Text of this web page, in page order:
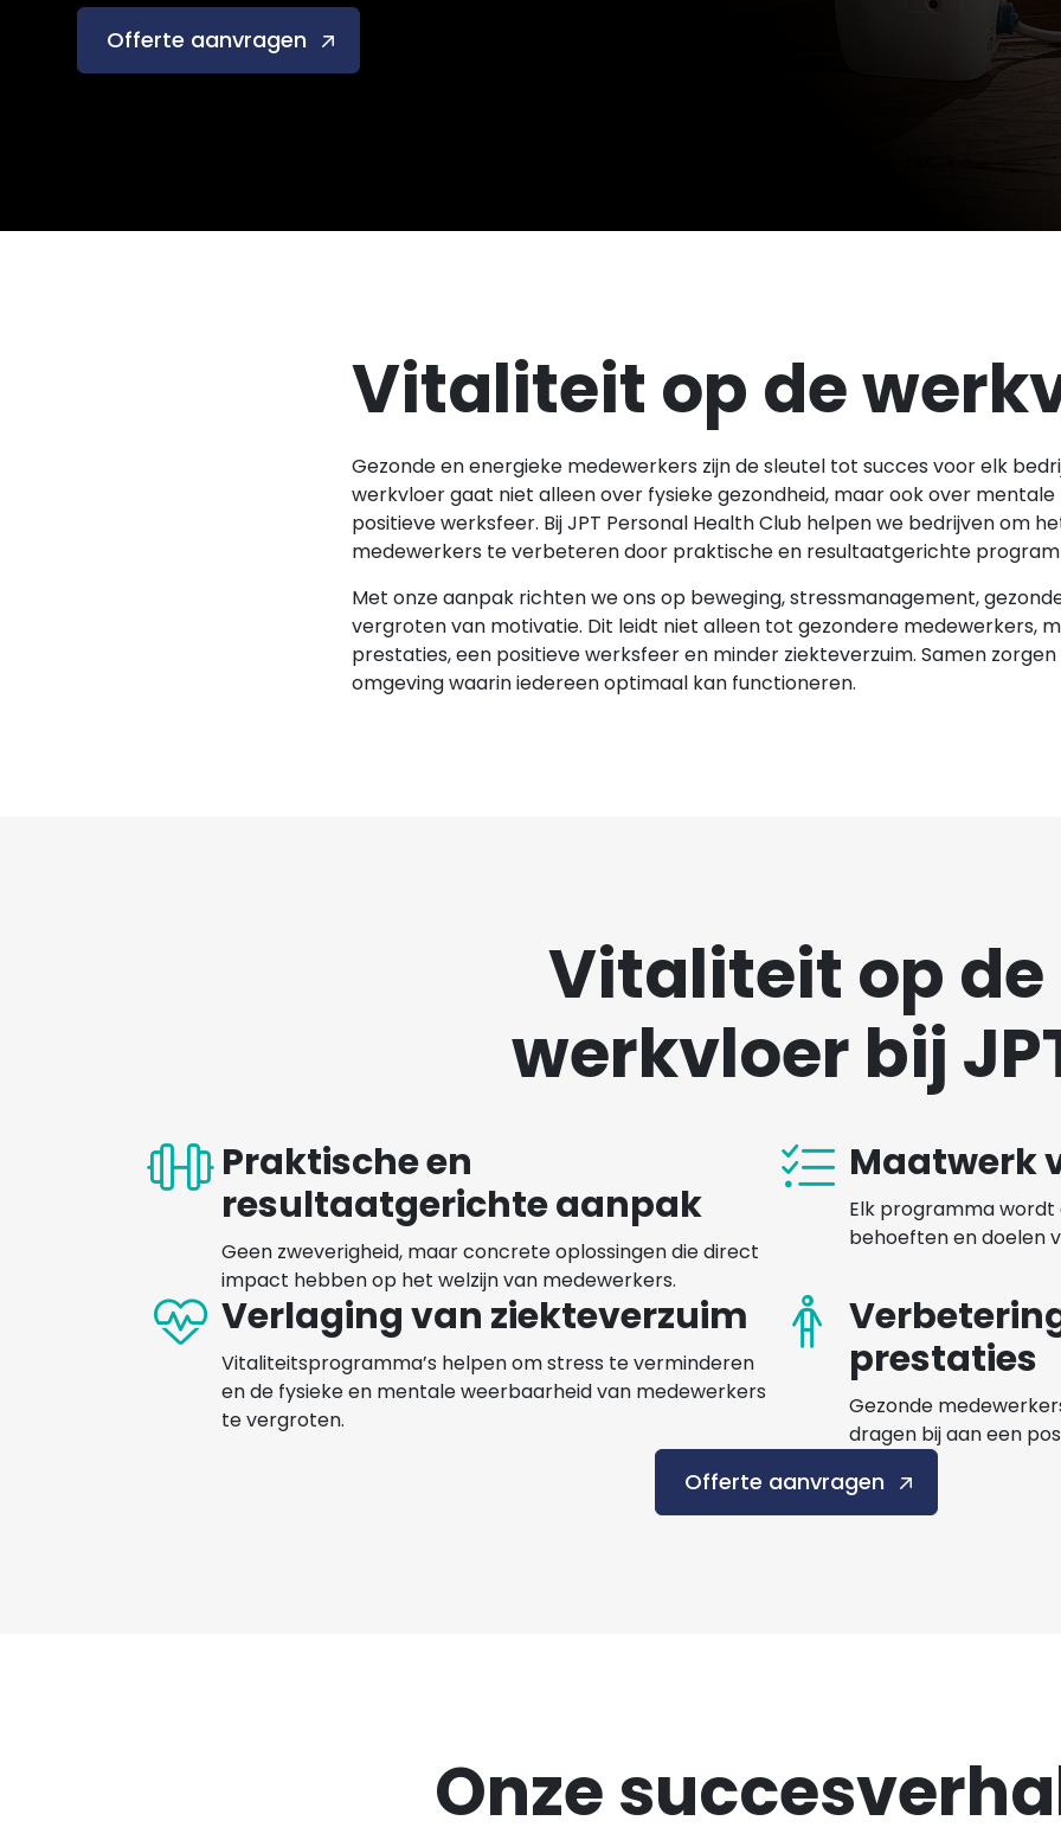
Offerte aanvragen
Vitaliteit op de
Gezonde en energieke medewerkers zijn de sleutel tot succes voor elk
werkvloer gaat niet alleen over fysieke gezondheid, maar ook over
positieve werksfeer. Bij JPT Personal Health Club helpen we bedrijven om
medewerkers te verbeteren door praktische en resultaatgerichte
Met onze aanpak richten we ons op beweging, stressmanagement,
vergroten van motivatie. Dit leidt niet alleen tot gezondere medewerkers,
prestaties, een positieve werksfeer en minder ziekteverzuim. Samen
omgeving waarin iedereen optimaal kan functioneren.
Vitaliteit op de
werkvloer bij
Praktische en
resultaatgerichte aanpak
Geen zweverigheid, maar concrete oplossingen die direct
impact hebben op het welzijn van medewerkers.
Maatwerk
Elk programma
behoeften en doelen
Verlaging van ziekteverzuim
Vitaliteitsprogramma’s helpen om stress te verminderen
en de fysieke en mentale weerbaarheid van medewerkers
te vergroten.
prestaties
Gezonde
dragen bij aan een
Offerte aanvragen
Onze